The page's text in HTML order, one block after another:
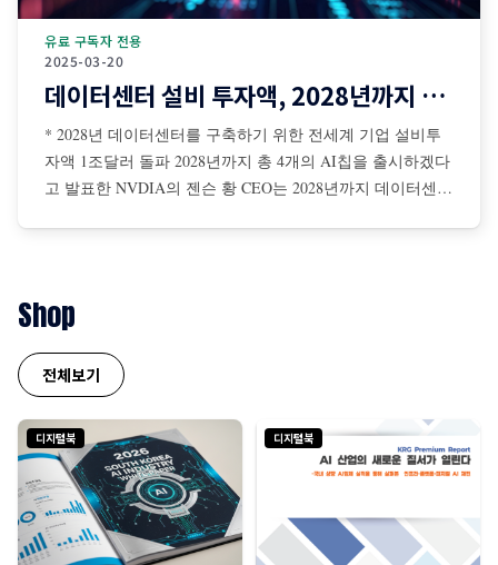
2025-03-20
유료 구독자 전용
데이터센터 설비 투자액, 2028년까지 1조달러 돌파
* 2028년 데이터센터를 구축하기 위한 전세계 기업 설비투
자액 1조달러 돌파 2028년까지 총 4개의 AI칩을 출시하겠다
고 발표한 NVDIA의 젠슨 황 CEO는 2028년까지 데이터센터
Shop
전체보기
디지털북 디지털북